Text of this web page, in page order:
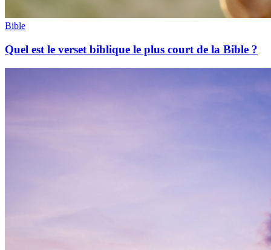
Bible
Quel est le verset biblique le plus court de la Bible ?